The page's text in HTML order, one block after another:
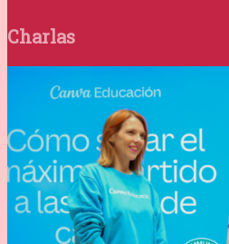
Charlas